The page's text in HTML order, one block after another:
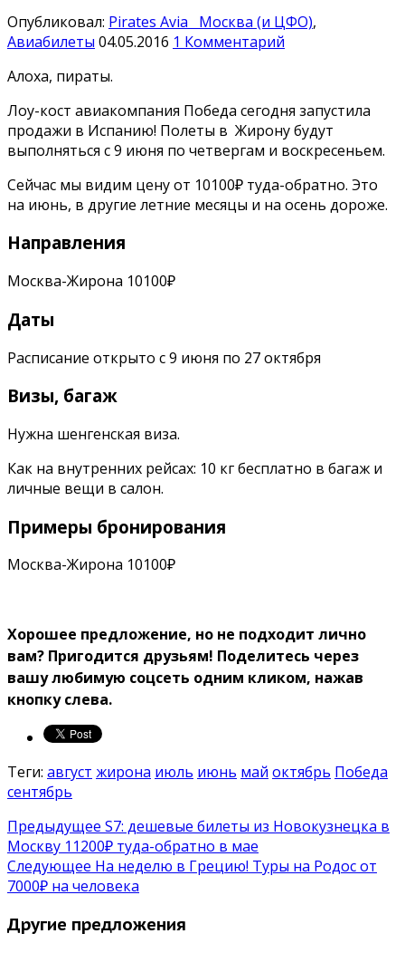
Опубликовал: Pirates Avia Москва (и ЦФО),
Авиабилеты 04.05.2016 1 Комментарий
Алоха, пираты.
Лоу-кост авиакомпания Победа сегодня запустила
продажи в Испанию! Полеты в Жирону будут
выполняться с 9 июня по четвергам и воскресеньем.
Сейчас мы видим цену от 10100₽ туда-обратно. Это
на июнь, в другие летние месяцы и на осень дороже.
Направления
Москва-Жирона 10100₽
Даты
Расписание открыто с 9 июня по 27 октября
Визы, багаж
Нужна шенгенская виза.
Как на внутренних рейсах: 10 кг бесплатно в багаж и
личные вещи в салон.
Примеры бронирования
Москва-Жирона 10100₽
Хорошее предложение, но не подходит лично
вам? Пригодится друзьям! Поделитесь через
вашу любимую соцсеть одним кликом, нажав
кнопку слева.
Теги: август жирона июль июнь май октябрь Победа
сентябрь
Предыдущее S7: дешевые билеты из Новокузнецка в
Москву 11200₽ туда-обратно в мае
Следующее На неделю в Грецию! Туры на Родос от
7000₽ на человека
Другие предложения